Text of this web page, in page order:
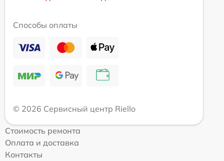
Способы оплаты
© 2026 Сервисный центр Riello
Стоимость ремонта
Оплата и доставка
Контакты